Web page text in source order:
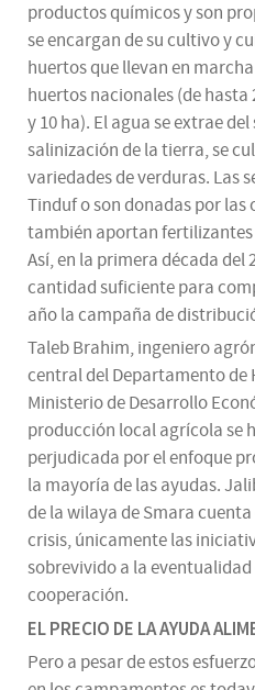
productos químicos y son
se encargan de su cultivo y
huertos que llevan en
huertos nacionales (de hasta
y 10 ha). El agua se extrae
salinización de la tierra, se
variedades de verduras. Las
Tinduf o son donadas por las
también aportan fertilizantes
Así, en la primera década del
cantidad suficiente para
año la campaña de
Taleb Brahim, ingeniero
central del Departamento de
Ministerio de Desarrollo
producción local agrícola se
perjudicada por el enfoque
la mayoría de las ayudas.
de la wilaya de Smara
crisis, únicamente las
sobrevivido a la
cooperación.
EL PRECIO DE LA AYUDA
Pero a pesar de estos